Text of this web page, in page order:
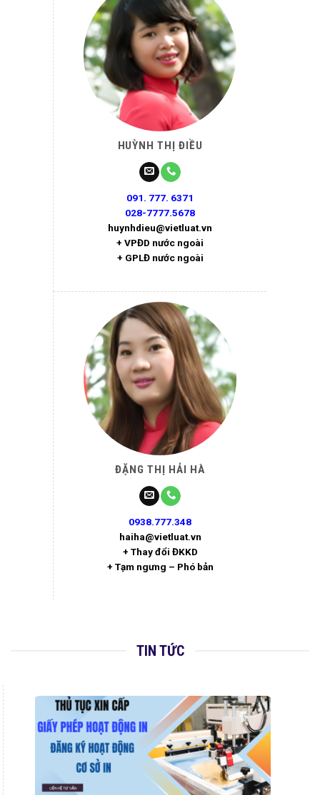
HUỲNH THỊ ĐIỀU
091. 777. 6371
028-7777.5678
huynhdieu@vietluat.vn
+ VPĐD nước ngoài
+ GPLĐ nước ngoài
ĐẶNG THỊ HẢI HÀ
0938.777.348
haiha@vietluat.vn
+ Thay đổi ĐKKD
+ Tạm ngưng – Phó bản
TIN TỨC